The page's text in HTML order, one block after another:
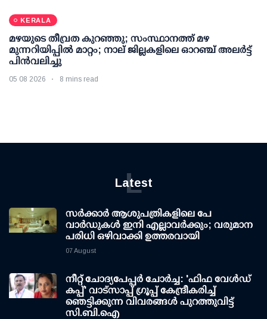
KERALA
മഴയുടെ തീവ്രത കുറഞ്ഞു; സംസ്ഥാനത്ത് മഴ
മുന്നറിയിപ്പിൽ മാറ്റം; നാല് ജില്ലകളിലെ ഓറഞ്ച് അലർട്ട്
പിൻവലിച്ചു
05 08 2026 8 mins read
Latest
L
സര്‍ക്കാര്‍ ആശുപത്രികളിലെ പേ
വാര്‍ഡുകള്‍ ഇനി എല്ലാവര്‍ക്കും; വരുമാന
പരിധി ഒഴിവാക്കി ഉത്തരവായി
07 August
നീറ്റ് ചോദ്യപേപ്പര്‍ ചോര്‍ച്ച: 'ഫിഫ വേള്‍ഡ്
കപ്പ്' വാട്സാപ്പ് ഗ്രൂപ്പ് കേന്ദ്രീകരിച്ച്
ഞെട്ടിക്കുന്ന വിവരങ്ങള്‍ പുറത്തുവിട്ട്
സി.ബി.ഐ